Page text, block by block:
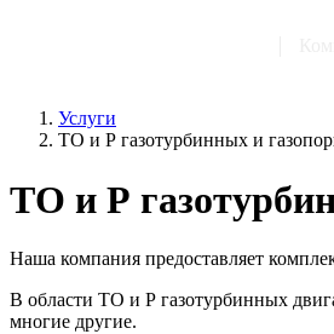
Услуги
ТО и Р газотурбинных и
ТО и Р
Наша компания предоставляет
В области ТО и Р газотурбинных
многие другие.